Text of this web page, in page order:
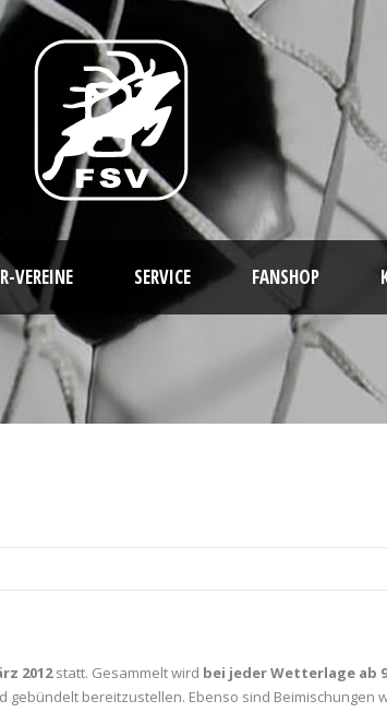
VEREINE SERVICE FANSHOP
2012statt. Gesammelt wird bei jeder Wetterlage ab
bereitzustellen. Ebenso sind Beimischungen